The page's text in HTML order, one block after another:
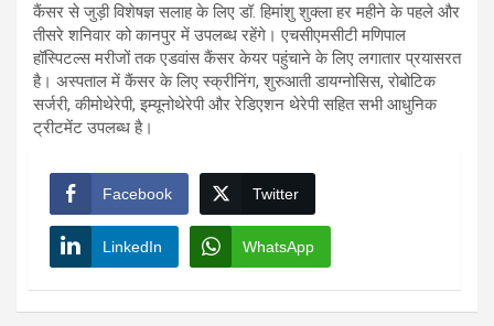
कैंसर से जुड़ी विशेषज्ञ सलाह के लिए डॉ. हिमांशु शुक्ला हर महीने के पहले और
तीसरे शनिवार को कानपुर में उपलब्ध रहेंगे। एचसीएमसीटी मणिपाल
हॉस्पिटल्स मरीजों तक एडवांस कैंसर केयर पहुंचाने के लिए लगातार प्रयासरत
है। अस्पताल में कैंसर के लिए स्क्रीनिंग, शुरुआती डायग्नोसिस, रोबोटिक
सर्जरी, कीमोथेरेपी, इम्यूनोथेरेपी और रेडिएशन थेरेपी सहित सभी आधुनिक
ट्रीटमेंट उपलब्ध है।
Facebook Twitter
LinkedIn WhatsApp